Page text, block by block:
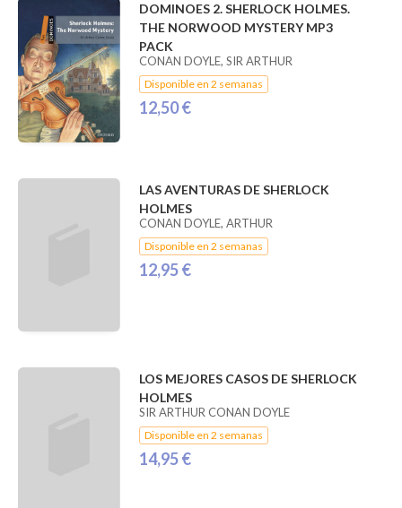
DOMINOES 2. SHERLOCK HOLMES.
THE NORWOOD MYSTERY MP3
PACK
CONAN DOYLE, SIR ARTHUR
Disponible en 2 semanas
12,50 €
LAS AVENTURAS DE SHERLOCK
HOLMES
CONAN DOYLE, ARTHUR
Disponible en 2 semanas
12,95 €
LOS MEJORES CASOS DE SHERLOCK
HOLMES
SIR ARTHUR CONAN DOYLE
Disponible en 2 semanas
14,95 €